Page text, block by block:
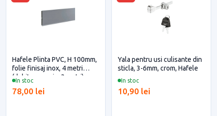
In stoc
Hafele Plinta PVC, H 100mm,
folie finisaj inox, 4 metri
(debitare maxim 3 metri)
eficiente
78,00 lei
In stoc
Yala pentru usi culisante din
sticla, 3-6mm, crom, Hafele
10,90 lei